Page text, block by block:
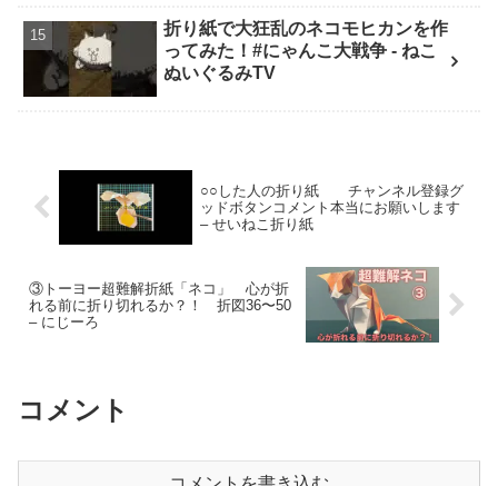
折り紙で大狂乱のネコモヒカンを作
ってみた！#にゃんこ大戦争 - ねこ
ぬいぐるみTV
○○した人の折り紙 チャンネル登録グ
ッドボタンコメント本当にお願いします
– せいねこ折り紙
③トーヨー超難解折紙「ネコ」 心が折
れる前に折り切れるか？！ 折図36〜50
– にじーろ
コメント